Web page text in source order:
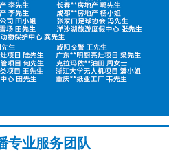
专业服务团队